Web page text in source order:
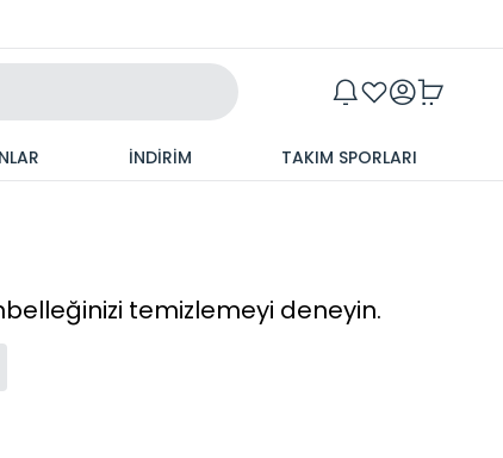
İNDİRİM TAKIM SPORLARI
temizlemeyi deneyin.